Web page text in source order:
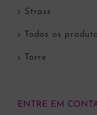
Strass
Todos os
Torre
ENTRE EM